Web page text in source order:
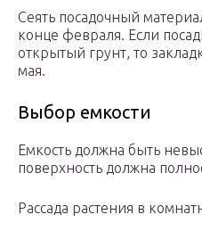
Сеять посадочный
конце февраля. Если
открытый грунт, то
мая.
Выбор емкости
Емкость должна быть
поверхность должна
Рассада растения в